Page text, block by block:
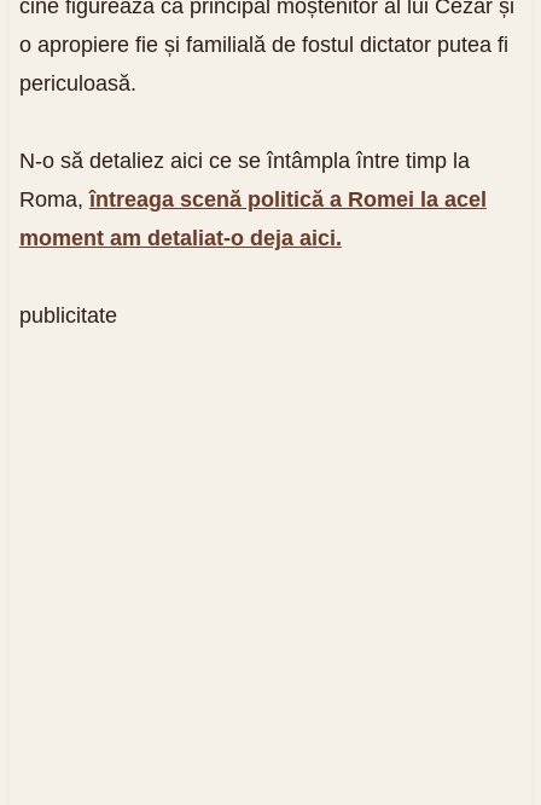
cine figurează ca principal moștenitor al lui Cezar și
o apropiere fie și familială de fostul dictator putea fi
periculoasă.
N-o să detaliez aici ce se întâmpla între timp la
Roma,întreaga scenă politică a Romei la acel
moment am detaliat-o deja aici.
publicitate